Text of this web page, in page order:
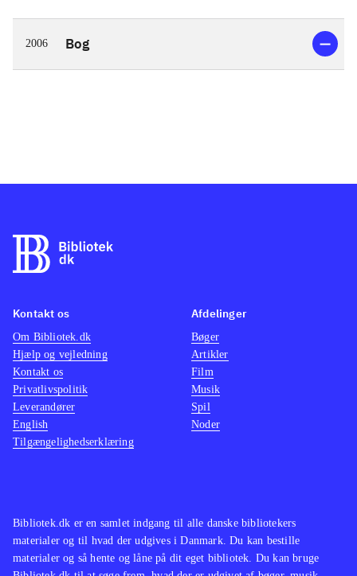
2006 Bog
Bibliotek.dk er en samlet indgang til alle danske bibliotekers
materialer og til hvad der udgives i Danmark. Du kan bestille
materialer og så hente og låne på dit eget bibliotek. Du kan bruge
Kontakt os
Om Bibliotek.dk
Hjælp og vejledning
Kontakt os
Privatlivspolitik
Leverandører
English
Tilgængelighedserklæring
Afdelinger
Bøger
Artikler
Film
Musik
Spil
Noder